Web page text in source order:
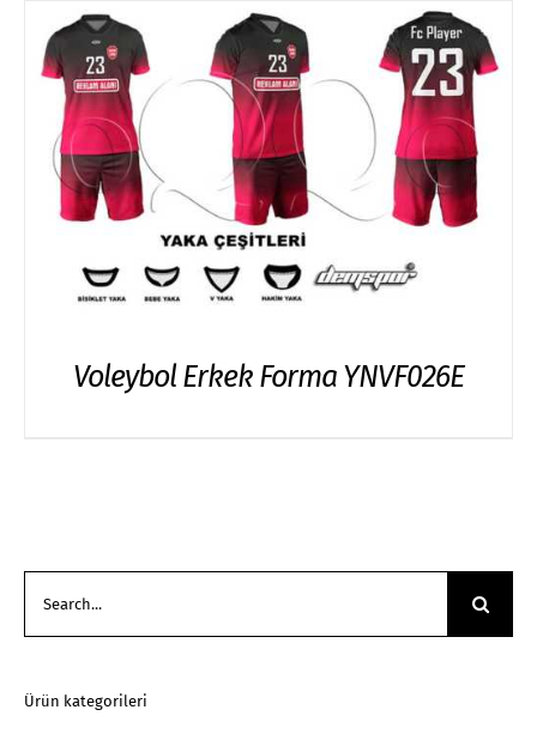
Voleybol Erkek Forma YNVF026E
Ürün kategorileri